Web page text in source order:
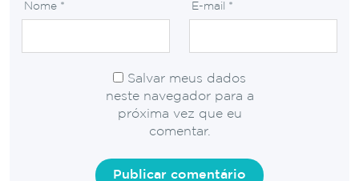
Nome * E-mail *
Salvar meus dados
neste navegador para a
próxima vez que eu
comentar.